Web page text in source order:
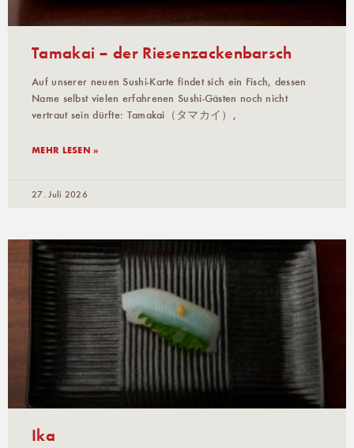
Tamakai – der Riesenzackenbarsch
Auf unserer neuen Sushi-Karte findet sich ein Fisch, dessen
Name selbst vielen erfahrenen Sushi-Gästen noch nicht
vertraut sein dürfte: Tamakai（タマカイ）,
MEHR LESEN »
27. Juli 2026
Ika